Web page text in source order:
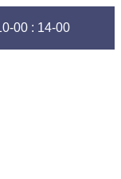
00 : 14-00